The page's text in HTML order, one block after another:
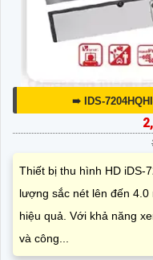
➠ IDS-
Thiết bị thu hình HD iDS-
lượng sắc nét lên đến
hiệu quả. Với khả năng
và công...